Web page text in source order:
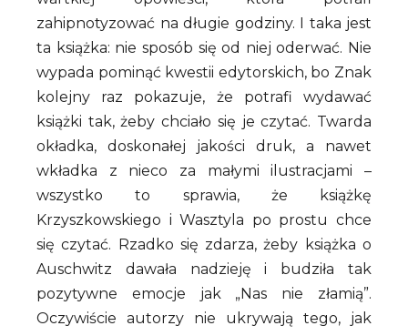
zahipnotyzować na długie godziny. I taka jest
ta książka: nie sposób się od niej oderwać. Nie
wypada pominąć kwestii edytorskich, bo Znak
kolejny raz pokazuje, że potrafi wydawać
książki tak, żeby chciało się je czytać. Twarda
okładka, doskonałej jakości druk, a nawet
wkładka z nieco za małymi ilustracjami –
wszystko to sprawia, że książkę
Krzyszkowskiego i Wasztyla po prostu chce
się czytać. Rzadko się zdarza, żeby książka o
Auschwitz dawała nadzieję i budziła tak
pozytywne emocje jak „Nas nie złamią”.
Oczywiście autorzy nie ukrywają tego, jak